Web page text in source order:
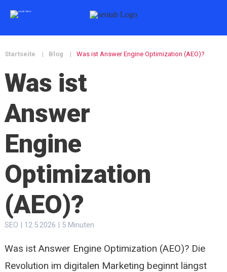
Startseite | Blog | Was ist Answer Engine Optimization (AEO)?
Was ist
Answer
Engine
Optimization
(AEO)?
SEO | 12.5.2026 | 5 Minuten
Was ist Answer Engine Optimization (AEO)? Die
Revolution im digitalen Marketing beginnt längst